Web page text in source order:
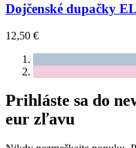
Dojčenské dupačky
12,50 €
Prihláste sa do
eur zľavu